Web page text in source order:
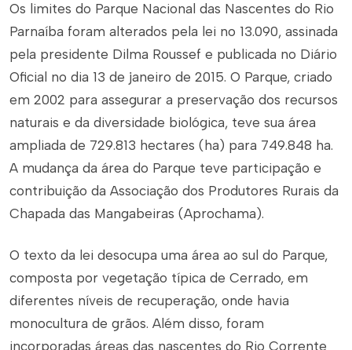
Os limites do Parque Nacional das Nascentes do Rio
Parnaíba foram alterados pela lei no 13.090, assinada
pela presidente Dilma Roussef e publicada no Diário
Oficial no dia 13 de janeiro de 2015. O Parque, criado
em 2002 para assegurar a preservação dos recursos
naturais e da diversidade biológica, teve sua área
ampliada de 729.813 hectares (ha) para 749.848 ha.
A mudança da área do Parque teve participação e
contribuição da Associação dos Produtores Rurais da
Chapada das Mangabeiras (Aprochama).
O texto da lei desocupa uma área ao sul do Parque,
composta por vegetação típica de Cerrado, em
diferentes níveis de recuperação, onde havia
monocultura de grãos. Além disso, foram
incorporadas áreas das nascentes do Rio Corrente